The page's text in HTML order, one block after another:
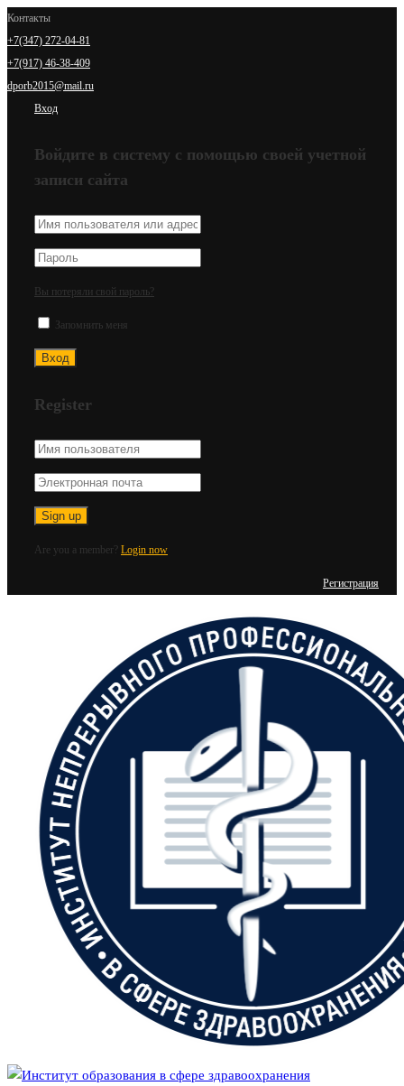
Контакты
+7(347) 272-04-81
+7(917) 46-38-409
dporb2015@mail.ru
Вход
Войдите в систему с помощью своей учетной
записи сайта
Вы потеряли свой пароль?
Запомнить меня
Register
Are you a member? Login now
Регистрация